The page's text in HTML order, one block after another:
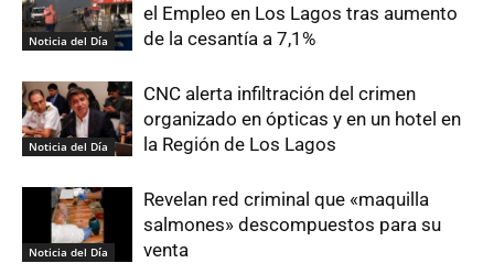
Noticia del Día
el Empleo en Los Lagos tras aumento
de la cesantía a 7,1%
Noticia del Día
CNC alerta infiltración del crimen
organizado en ópticas y en un hotel en
la Región de Los Lagos
Noticia del Día
Revelan red criminal que «maquilla
salmones» descompuestos para su
venta